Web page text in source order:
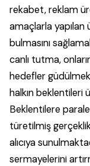
rekabet, reklam
amaçlarla yapılan
bulmasını
canlı tutma,
hedefler
halkın beklentileri
Beklentilere
türetilmiş
alıcıya
sermayelerini